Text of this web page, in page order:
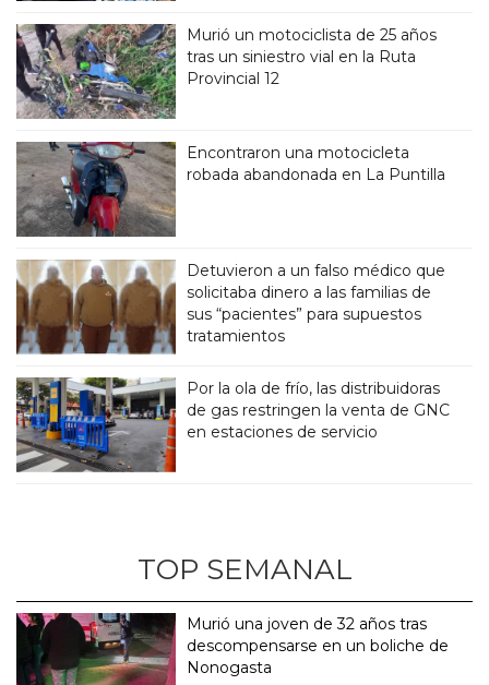
Murió un motociclista de 25 años
tras un siniestro vial en la Ruta
Provincial 12
Encontraron una motocicleta
robada abandonada en La Puntilla
Detuvieron a un falso médico que
solicitaba dinero a las familias de
sus “pacientes” para supuestos
tratamientos
Por la ola de frío, las distribuidoras
de gas restringen la venta de GNC
en estaciones de servicio
TOP SEMANAL
Murió una joven de 32 años tras
descompensarse en un boliche de
Nonogasta